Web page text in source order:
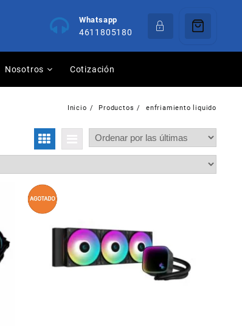
Whatsapp
4611805180
Nosotros Cotización
Inicio Productos enfriamiento liquido